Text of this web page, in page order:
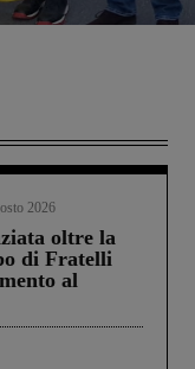
2026
oltre la
di Fratelli
al